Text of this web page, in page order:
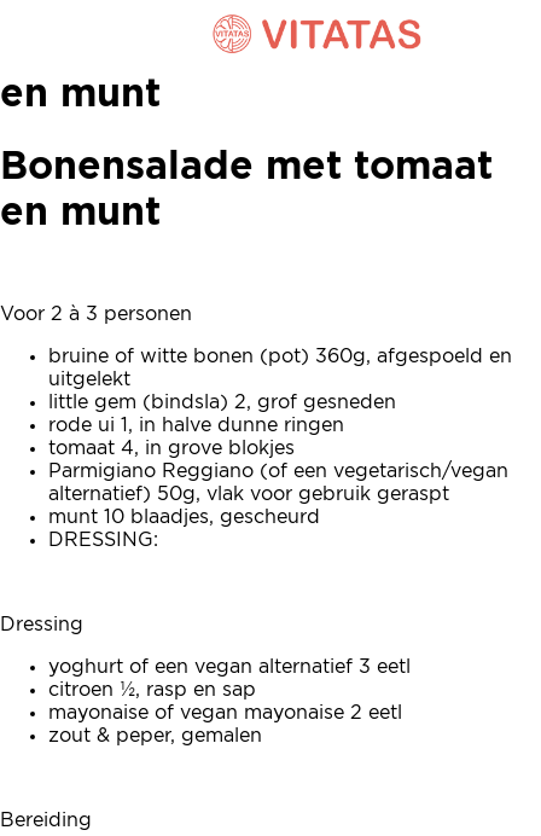
Bonensalade met tomaat
en munt
Bonensalade met tomaat
en munt
Voor 2 à 3 personen
bruine of witte bonen (pot) 360g, afgespoeld en
uitgelekt
little gem (bindsla) 2, grof gesneden
rode ui 1, in halve dunne ringen
tomaat 4, in grove blokjes
Parmigiano Reggiano (of een vegetarisch/vegan
alternatief) 50g, vlak voor gebruik geraspt
munt 10 blaadjes, gescheurd
DRESSING:
Dressing
yoghurt of een vegan alternatief 3 eetl
citroen ½, rasp en sap
mayonaise of vegan mayonaise 2 eetl
zout & peper, gemalen
Bereiding